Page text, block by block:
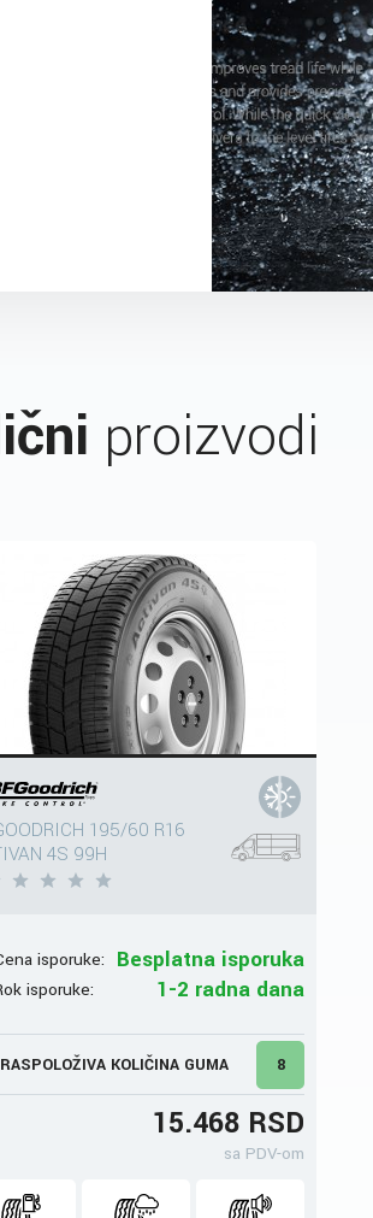
proizvodi
195/60 R16
4S 99H
isporuke: Besplatna isporuka
isporuke: 1-2 radna dana
RASPOLOŽIVA KOLIČINA GUMA 8
15.468 RSD
sa PDV-om